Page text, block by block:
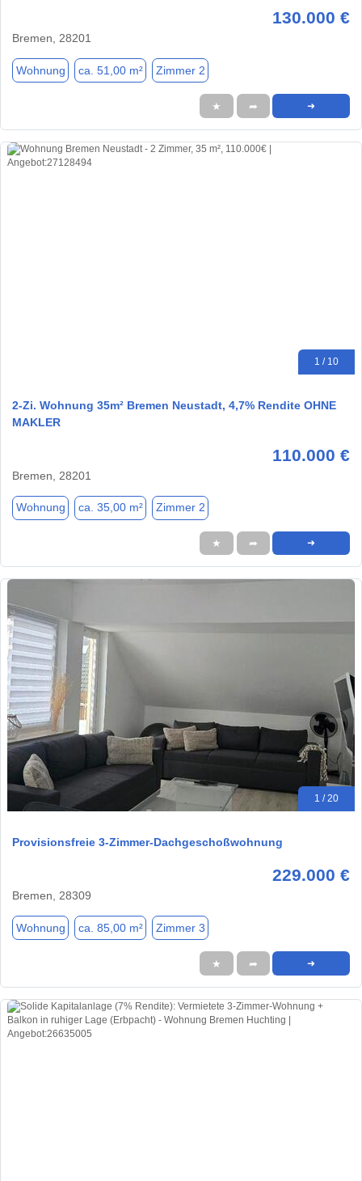
130.000 €
Bremen, 28201
Wohnung ca. 51,00 m² Zimmer 2
★ ➦ ➜
1 / 10
2-Zi. Wohnung 35m² Bremen Neustadt, 4,7% Rendite OHNE
MAKLER
110.000 €
Bremen, 28201
Wohnung ca. 35,00 m² Zimmer 2
★ ➦ ➜
1 / 20
Provisionsfreie 3-Zimmer-Dachgeschoßwohnung
229.000 €
Bremen, 28309
Wohnung ca. 85,00 m² Zimmer 3
★ ➦ ➜